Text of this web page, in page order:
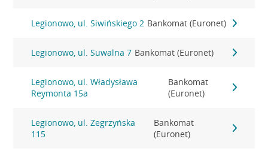
Legionowo, ul. Siwińskiego 2 Bankomat (Euronet)
Legionowo, ul. Suwalna 7 Bankomat (Euronet)
Legionowo, ul. Władysława
Reymonta 15a
Bankomat
(Euronet)
Legionowo, ul. Zegrzyńska
115
Bankomat
(Euronet)